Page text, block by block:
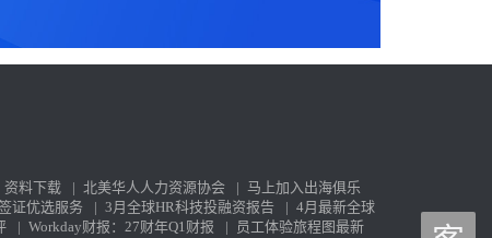
资料下载 | 北美华人人力资源协会 | 马上加入出海俱乐
证优选服务 | 3月全球HR科技投融资报告 | 4月最新全球
| Workday财报：27财年Q1财报 | 员工体验旅程图最新